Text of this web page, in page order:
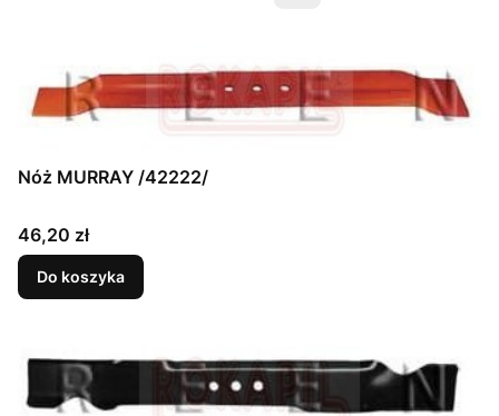
Nóż MURRAY /42222/
Cena
46,20 zł
Do koszyka